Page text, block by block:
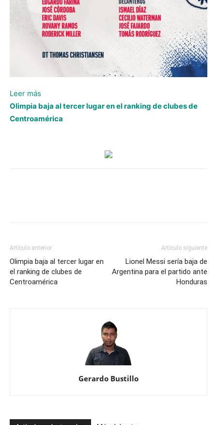
Leer más
César
Samudio
2026
Olimpia baja al tercer lugar en el ranking de clubes de
Centroamérica
Artículo anterior
Olimpia baja al tercer lugar en
el ranking de clubes de
Centroamérica
Artículo siguiente
Lionel Messi sería baja de
Argentina para el partido ante
Honduras
Gerardo Bustillo